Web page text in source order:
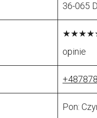
36-065
★★★★★
opinie
Pon: